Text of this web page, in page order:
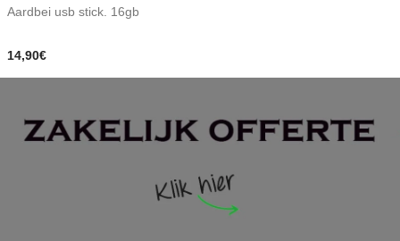
Aardbei usb stick. 16gb
14,90€